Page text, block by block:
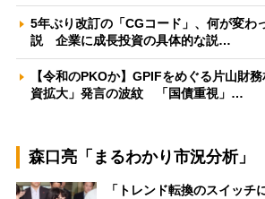
5年ぶり改訂の「CGコード」、何が変わ
説 企業に成長投資の具体的な説…
【令和のPKOか】GPIFをめぐる片山財
資拡大」発言の波紋 「国債重視」…
森口亮「まるわかり市況分析」
「トレンド転換のスイッチ